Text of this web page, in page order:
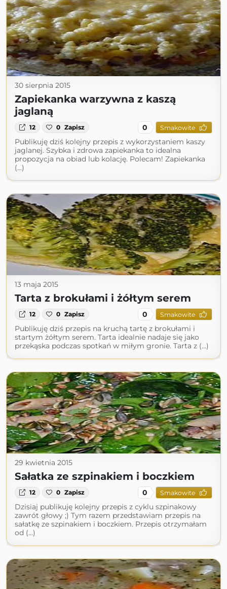
30 sierpnia 2015
Zapiekanka warzywna z kaszą
jaglaną
12 0 Zapisz 0 Smakowite
Publikuję dziś kolejny przepis z wykorzystaniem kaszy
jaglanej. Szybka i zdrowa zapiekanka to idealna
propozycja na obiad lub kolację. Polecam! Zapiekanka
(...)
13 maja 2015
Tarta z brokułami i żółtym serem
12 0 Zapisz 0 Smakowite
Publikuję dziś przepis na kruchą tartę z brokułami i
startym żółtym serem. Tarta idealnie nadaje się jako
przekąska podczas spotkań w miłym gronie. Tarta z (...)
29 kwietnia 2015
Sałatka ze szpinakiem i boczkiem
12 0 Zapisz 0 Smakowite
Dzisiaj publikuję kolejny przepis z cyklu szpinakowy
zawrót głowy ;) Tym razem przedstawiam przepis na
sałatkę ze szpinakiem i boczkiem. Przepis otrzymałam
od (...)